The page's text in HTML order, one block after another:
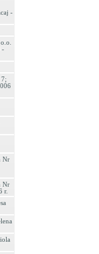
-
-
7;
Nr
Nr
r.